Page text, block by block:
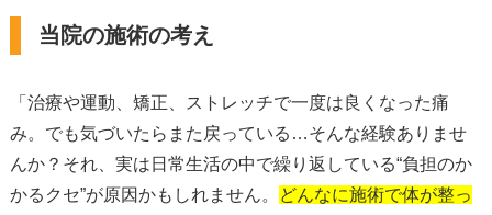
当院の施術の考え
「治療や運動、矯正、ストレッチで一度は良くなった痛
み。でも気づいたらまた戻っている…そんな経験ありませ
んか？それ、実は日常生活の中で繰り返している“負担のか
かるクセ”が原因かもしれません。
どんなに施術で体が整っ